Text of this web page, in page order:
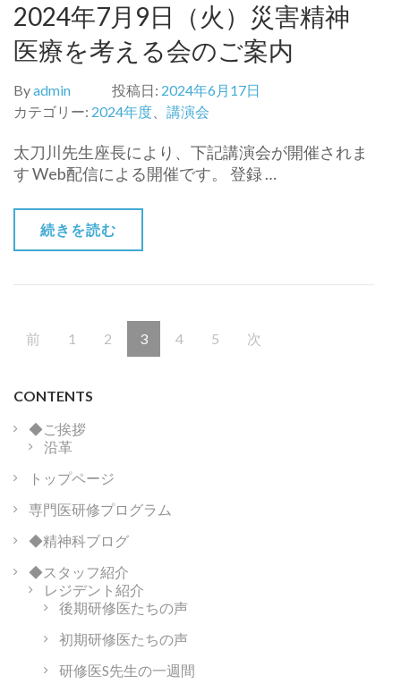
2024年7月9日（火）災害精神
医療を考える会のご案内
Byadmin 投稿日: 2024年6月17日
カテゴリー: 2024年度 講演会
太刀川先生座長により、下記講演会が開催されま
す Web配信による開催です。 登録 …
続きを読む
投
稿
ビ
ゲ
ー
シ
ョ
ン
前 固
ー
ジ
1 固
ジ
2 固
3 固
4 固
5 次
CONTENTS
◆ご挨拶
沿革
トップページ
専門医研修プログラム
◆精神科ブログ
◆スタッフ紹介
レジデント紹介
後期研修医たちの声
初期研修医たちの声
研修医S先生の一週間